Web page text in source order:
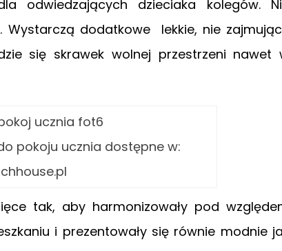
odwiedzających dzieciaka kolegów.
dodatkowe lekkie, nie
się skrawek wolnej przestrzeni nawet
pokoju ucznia dostępne w:
tak, aby harmonizowały pod
i prezentowały się równie modnie